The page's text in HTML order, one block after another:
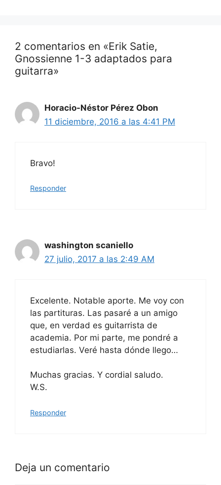
2 comentarios en «Erik Satie,
Gnossienne 1-3 adaptados para
guitarra»
Horacio-Néstor Pérez Obon
11 diciembre, 2016 a las 4:41 PM
Bravo!
Responder
washington scaniello
27 julio, 2017 a las 2:49 AM
Excelente. Notable aporte. Me voy con
las partituras. Las pasaré a un amigo
que, en verdad es guitarrista de
academia. Por mi parte, me pondré a
estudiarlas. Veré hasta dónde llego…
Muchas gracias. Y cordial saludo.
W.S.
Responder
Deja un comentario